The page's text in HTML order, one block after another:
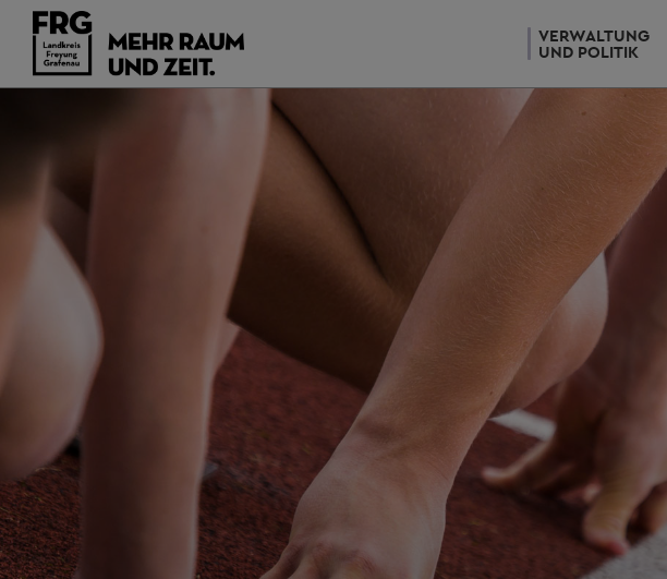
VERWALTUNG
UND POLITIK